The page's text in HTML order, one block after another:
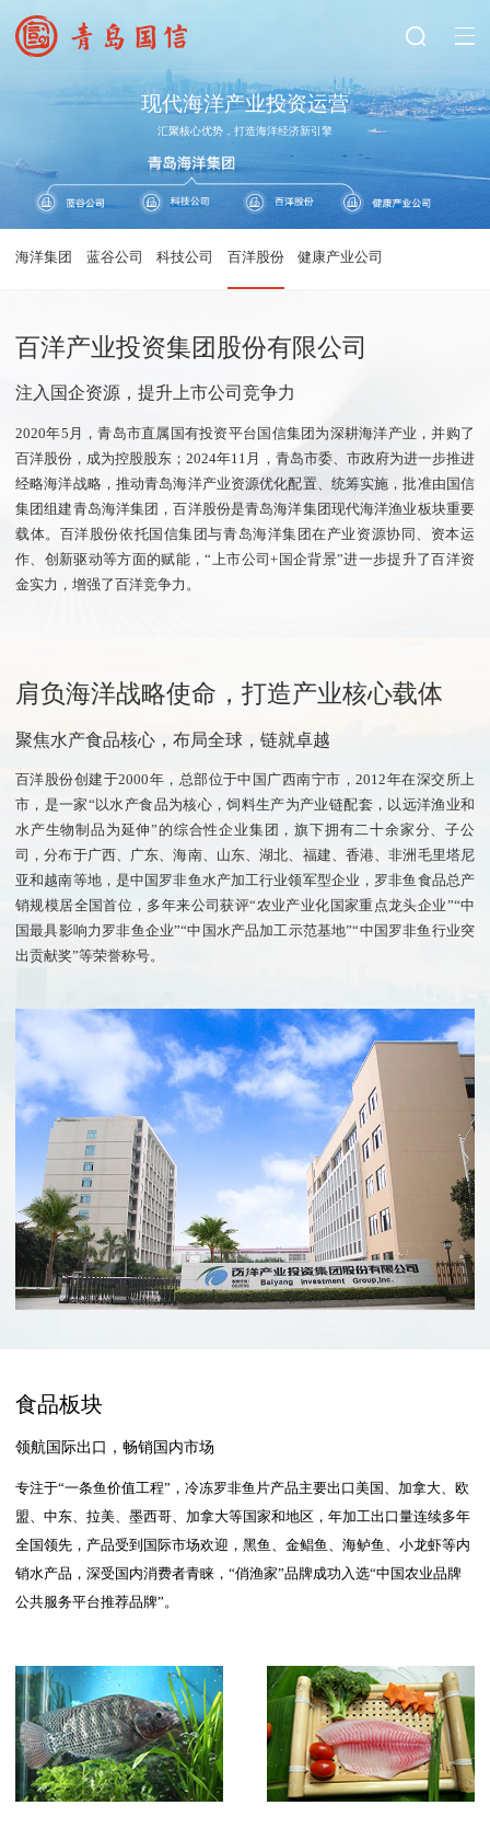
现代海洋产业投资运营
汇聚核心优势，打造海洋经济新引擎
海洋集团 蓝谷公司 科技公司 百洋股份 健康产业公司
百洋产业投资集团股份有限公司
注入国企资源，提升上市公司竞争力
2020年5月，青岛市直属国有投资平台国信集团为深耕海洋产业，并购了
百洋股份，成为控股股东；2024年11月，青岛市委、市政府为进一步推进
经略海洋战略，推动青岛海洋产业资源优化配置、统筹实施，批准由国信
集团组建青岛海洋集团，百洋股份是青岛海洋集团现代海洋渔业板块重要
载体。百洋股份依托国信集团与青岛海洋集团在产业资源协同、资本运
作、创新驱动等方面的赋能，“上市公司+国企背景”进一步提升了百洋资
金实力，增强了百洋竞争力。
肩负海洋战略使命，打造产业核心载体
聚焦水产食品核心，布局全球，链就卓越
百洋股份创建于2000年，总部位于中国广西南宁市，2012年在深交所上
市，是一家“以水产食品为核心，饲料生产为产业链配套，以远洋渔业和
水产生物制品为延伸”的综合性企业集团，旗下拥有二十余家分、子公
司，分布于广西、广东、海南、山东、湖北、福建、香港、非洲毛里塔尼
亚和越南等地，是中国罗非鱼水产加工行业领军型企业，罗非鱼食品总产
销规模居全国首位，多年来公司获评“农业产业化国家重点龙头企业”“中
国最具影响力罗非鱼企业”“中国水产品加工示范基地”“中国罗非鱼行业突
出贡献奖”等荣誉称号。
食品板块
领航国际出口，畅销国内市场
专注于“一条鱼价值工程”，冷冻罗非鱼片产品主要出口美国、加拿大、欧
盟、中东、拉美、墨西哥、加拿大等国家和地区，年加工出口量连续多年
全国领先，产品受到国际市场欢迎，黑鱼、金鲳鱼、海鲈鱼、小龙虾等内
销水产品，深受国内消费者青睐，“俏渔家”品牌成功入选“中国农业品牌
公共服务平台推荐品牌”。